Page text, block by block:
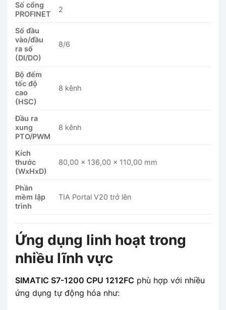
Số cổng
PROFINET
2
Số đầu
vào/đầu
ra số
(DI/DO)
8/6
Bộ đếm
tốc độ
cao
(HSC)
8 kênh
Đầu ra
xung
PTO/PWM
8 kênh
Kích
thước
(WxHxD)
80,00 x 136,00 x 110,00 mm
Phần
mềm lập
trình
TIA Portal V20 trở lên
Ứng dụng linh hoạt trong
nhiều lĩnh vực
SIMATIC S7-1200 CPU 1212FC phù hợp với nhiều
ứng dụng tự động hóa như: